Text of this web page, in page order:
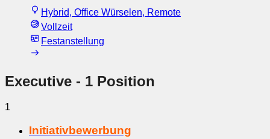
Hybrid, Office Würselen, Remote
Vollzeit
Festanstellung
Executive - 1 Position
1
Initiativbewerbung